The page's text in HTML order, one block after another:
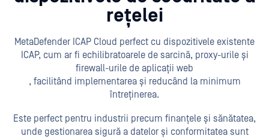
rețelei
MetaDefender ICAP Cloud perfect cu dispozitivele existente
ICAP, cum ar fi echilibratoarele de sarcină, proxy-urile și
firewall-urile de aplicații web
, facilitând implementarea și reducând la minimum
întreținerea.
Este perfect pentru industrii precum finanțele și sănătatea,
unde gestionarea sigură a datelor și conformitatea sunt